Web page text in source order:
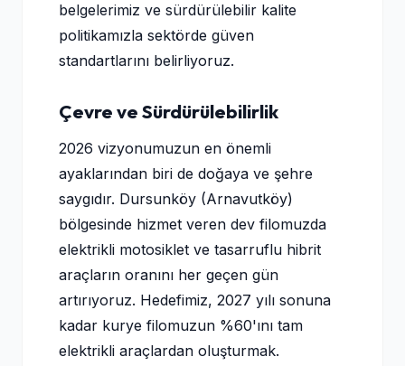
belgelerimiz ve sürdürülebilir kalite
politikamızla sektörde güven
standartlarını belirliyoruz.
Çevre ve Sürdürülebilirlik
2026 vizyonumuzun en önemli
ayaklarından biri de doğaya ve şehre
saygıdır. Dursunköy (Arnavutköy)
bölgesinde hizmet veren dev filomuzda
elektrikli motosiklet ve tasarruflu hibrit
araçların oranını her geçen gün
artırıyoruz. Hedefimiz, 2027 yılı sonuna
kadar kurye filomuzun %60'ını tam
elektrikli araçlardan oluşturmak.